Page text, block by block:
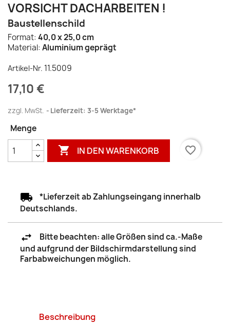
VORSICHT DACHARBEITEN !
Baustellenschild
Format: 40,0 x 25,0 cm
Material: Aluminium geprägt
Artikel-Nr. 11.5009
17,10 €
zzgl. MwSt. Lieferzeit: 3-5 Werktage*
Menge
 IN DEN WARENKORB favorite_border
*Lieferzeit ab Zahlungseingang innerhalb
Deutschlands.
Bitte beachten: alle Größen sind ca.-Maße
und aufgrund der Bildschirmdarstellung sind
Farbabweichungen möglich.
Beschreibung